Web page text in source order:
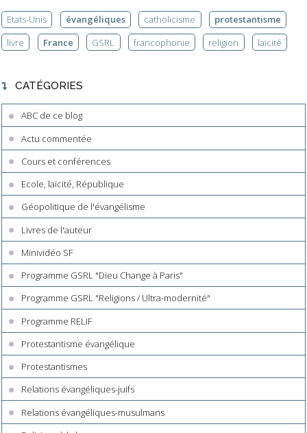
Etats-Unis évangéliques catholicisme
protestantisme
livre
France GSRL francophonie religion laïcité
CATÉGORIES
ABC de ce blog
Actu commentée
Cours et conférences
Ecole, laïcité, République
Géopolitique de l'évangélisme
Livres de l'auteur
Minividéo SF
Programme GSRL "Dieu Change à Paris"
Programme GSRL "Religions / Ultra-modernité"
Programme RELIF
Protestantisme évangélique
Protestantismes
Relations évangéliques-juifs
Relations évangéliques-musulmans